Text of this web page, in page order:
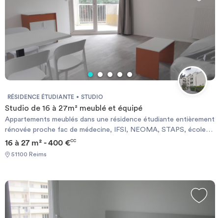
RÉSIDENCE ÉTUDIANTE STUDIO
Studio de 16 à 27m² meublé et équipé
Appartements meublés dans une résidence étudiante entièrement
rénovée proche fac de médecine, IFSI, NEOMA, STAPS, écoles
d’ingénieurs et CHU. Résidence entièrement rénovée en 2025.
16 à 27 m² - 400 €CC
51100 Reims